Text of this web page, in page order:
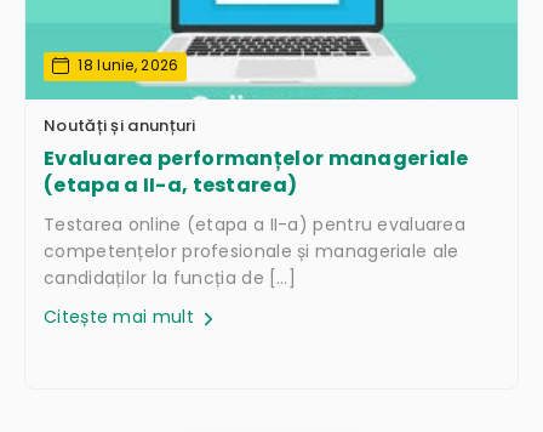
18 Iunie, 2026
Noutăți și anunțuri
Evaluarea performanțelor manageriale
(etapa a II-a, testarea)
Testarea online (etapa a II-a) pentru evaluarea
competențelor profesionale și manageriale ale
candidaților la funcția de […]
Citește mai mult